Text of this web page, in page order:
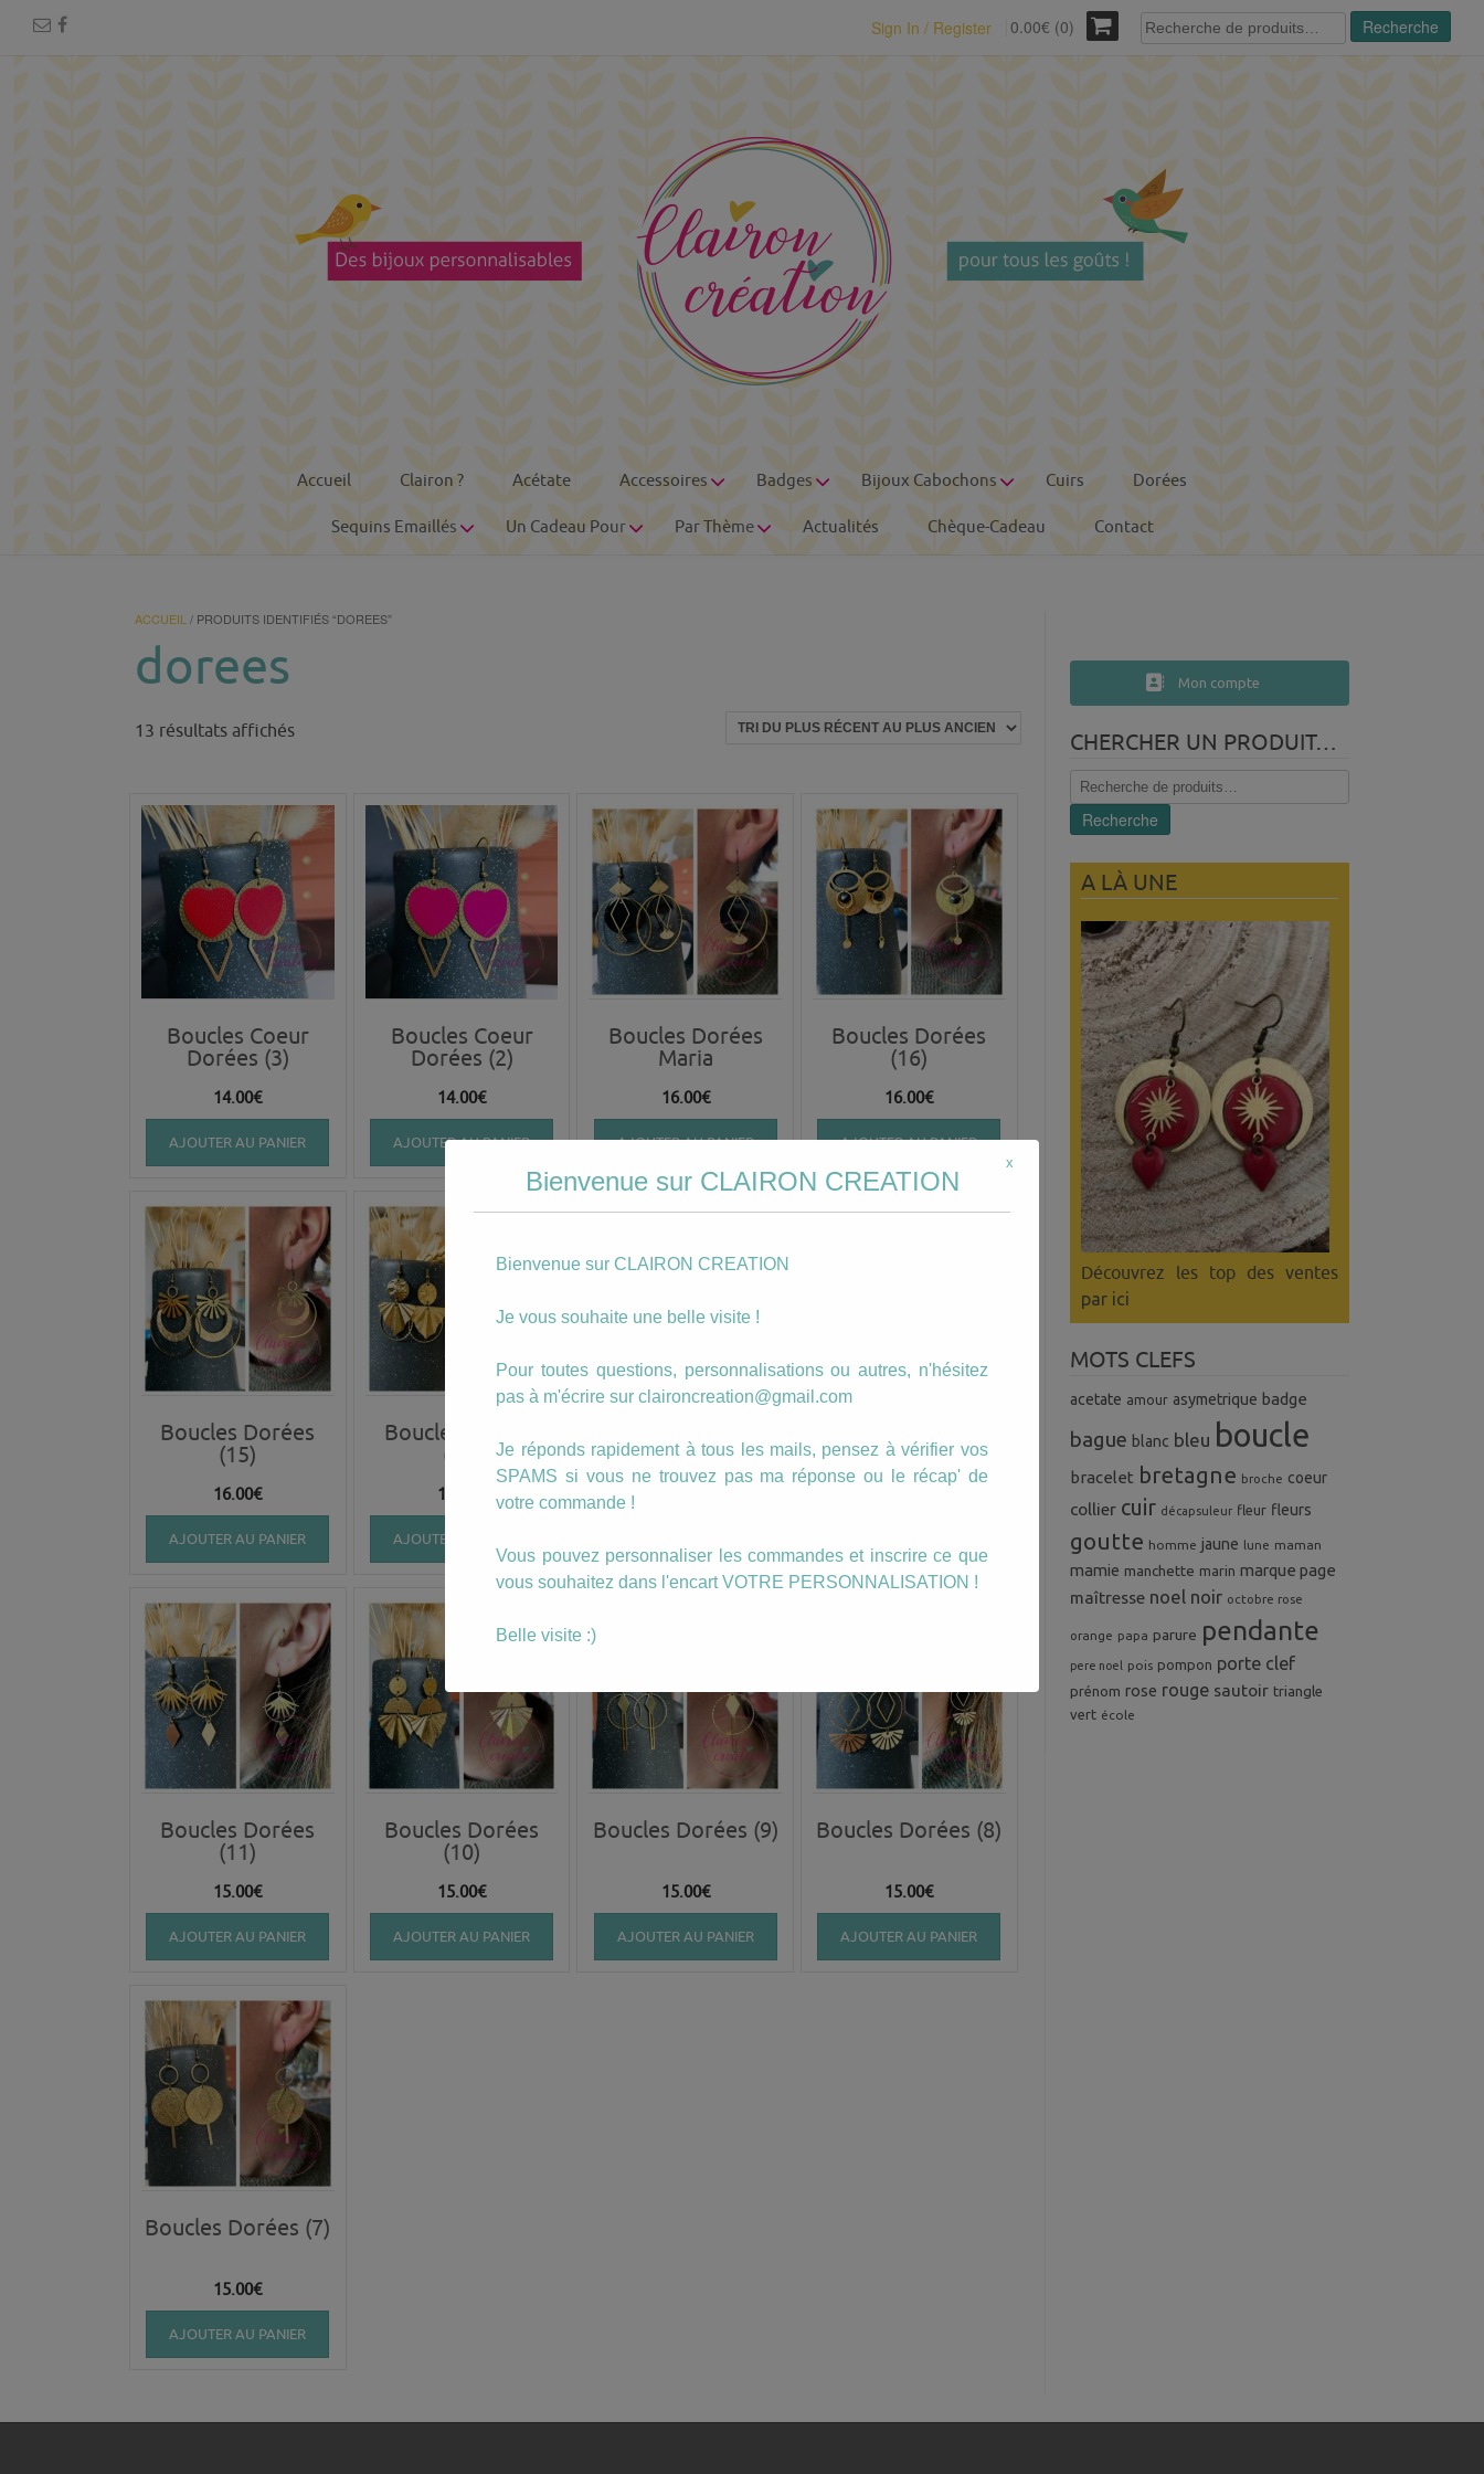
Sign In / Register 0.00€ (0)
Recherche
pour :
Recherche
Accueil Clairon ? Acétate Accessoires Badges Bijoux Cabochons Cuirs Dorées
Sequins Emaillés Un Cadeau Pour Par Thème Actualités Chèque-Cadeau Contact
ACCUEIL / PRODUITS IDENTIFIÉS “DOREES”
dorees
13 résultats affichésTrié
récent
au
plus
ancien
Boucles Coeur
Dorées (3)
14.00€
AJOUTER AU PANIER
Boucles Coeur
Dorées (2)
14.00€
AJOUTER AU PANIER
Boucles Dorées
Maria
16.00€
AJOUTER AU PANIER
Boucles Dorées
(16)
16.00€
AJOUTER AU PANIER
Boucles Dorées
(15)
16.00€
AJOUTER AU PANIER
Boucles Dorées
(14)
15.00
AJOUTER AU PANIER
(13)
(12)
Boucles Dorées
(11)
15.00€
AJOUTER AU PANIER
Boucles Dorées
(10)
15.00€
AJOUTER AU PANIER
Boucles Dorées (9)
15.00€
AJOUTER AU PANIER
Boucles Dorées (8)
15.00€
AJOUTER AU PANIER
Boucles Dorées (7)
15.00€
AJOUTER AU PANIER
Mon compte
CHERCHER UN PRODUIT…
Recherche
pour :
Recherche
A LÀ UNE
Découvrez les top des ventes
par ici
MOTS CLEFS
acetate amour asymetrique badge
bague blanc bleu boucle
bracelet bretagne broche coeur
collier cuir décapsuleur fleur fleurs
goutte homme jaune lune maman
mamie manchette marin marque page
maîtresse noel noir octobre rose
orange papa parure pendante
pere noel pois pompon porte clef
prénom rose rouge sautoir triangle
vert école
Bienvenue sur CLAIRON CREATION
Bienvenue sur CLAIRON CREATION
Je vous souhaite une belle visite !
Pour toutes questions, personnalisations ou autres, n'hésitez
pas à m'écrire sur claironcreation@gmail.com
Je réponds rapidement à tous les mails, pensez à vérifier vos
SPAMS si vous ne trouvez pas ma réponse ou le récap' de
votre commande !
Vous pouvez personnaliser les commandes et inscrire ce que
vous souhaitez dans l'encart VOTRE PERSONNALISATION !
Belle visite :)
x